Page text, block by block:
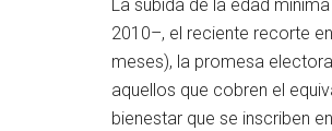
La subida de la edad
2010–, el reciente recorte
meses), la promesa
aquellos que cobren el
bienestar que se inscriben